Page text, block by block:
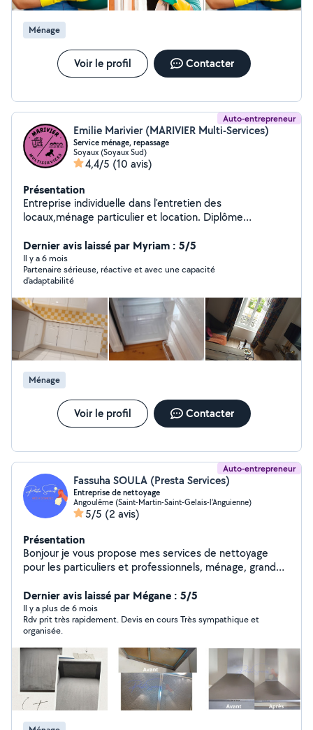
Ménage
Voir le profil Contacter
Auto-entrepreneur
Emilie Marivier (MARIVIER Multi-Services)
Service ménage, repassage
Soyaux (Soyaux Sud)
4,4/5 (10 avis)
Présentation
Entreprise individuelle dans l'entretien des
locaux,ménage particulier et location. Diplôme
ans d'expérience en tant que femme de ménage chez
particulier employeur. À travaillé dans des sociétés de
nettoyage et entreprise de fin de chantier. Femme de
chambre divers hôtels. Employé de resto rapide
burger,tacos assiettes grills Dynamique, motivée.
Disponible en semaine de 8h à 18h Secteur Charente
Dernier avis laissé par Myriam : 5/5
Il y a 6 mois
Partenaire sérieuse, réactive et avec une capacité
d'adaptabilité
Ménage
Voir le profil Contacter
Auto-entrepreneur
Fassuha SOULA (Presta Services)
Entreprise de nettoyage
Angoulême (Saint-Martin-Saint-Gelais-l'Anguienne)
5/5 (2 avis)
Présentation
Bonjour je vous propose mes services de nettoyage
pour les particuliers et professionnels, ménage, grand
nettoyage textiles (tapis, moquettes, canapé,
matelas)... Je suis quelqu'un de très sérieux et ponctuel.
Dernier avis laissé par Mégane : 5/5
Il y a plus de 6 mois
Rdv prit très rapidement. Devis en cours Très sympathique et
organisée.